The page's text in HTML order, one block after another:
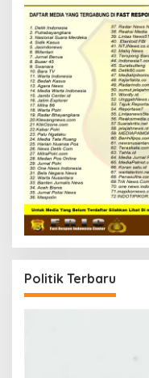
Politik Terbaru